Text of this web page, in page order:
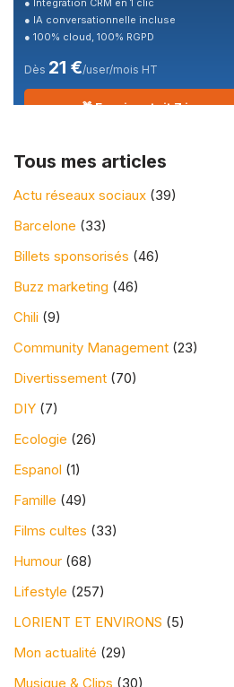
● IA conversationnelle incluse
● 100% cloud, 100% RGPD
Dès 21 €/user/mois HT
🎁 Essai gratuit 7 jours
Tous mes articles
Actu réseaux sociaux (39)
Barcelone (33)
Billets sponsorisés (46)
Buzz marketing (46)
Chili (9)
Community Management (23)
Divertissement (70)
DIY (7)
Ecologie (26)
Espanol (1)
Famille (49)
Films cultes (33)
Humour (68)
Lifestyle (257)
LORIENT ET ENVIRONS (5)
Mon actualité (29)
Musique & Clips (30)